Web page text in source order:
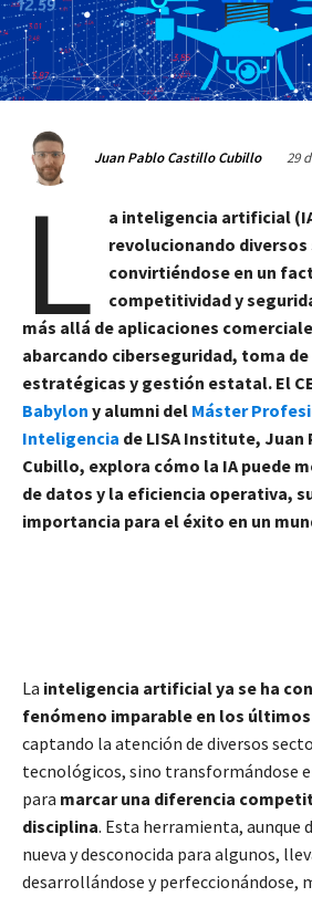
Juan Pablo Castillo Cubillo 29
l
a inteligencia artificial
revolucionando
convirtiéndose en un
competitividad y
más allá de aplicaciones
abarcando ciberseguridad, toma
estratégicas y gestión estatal. El
Babylon y alumni del Máster
Inteligencia de LISA Institute, Juan
Cubillo, explora cómo la IA puede
de datos y la eficiencia operativa,
importancia para el éxito en un
La inteligencia artificial ya se ha
fenómeno imparable en los
captando la atención de diversos
tecnológicos, sino transformándose
para marcar una diferencia
disciplina. Esta herramienta, aunque
nueva y desconocida para algunos,
desarrollándose y perfeccionándose,